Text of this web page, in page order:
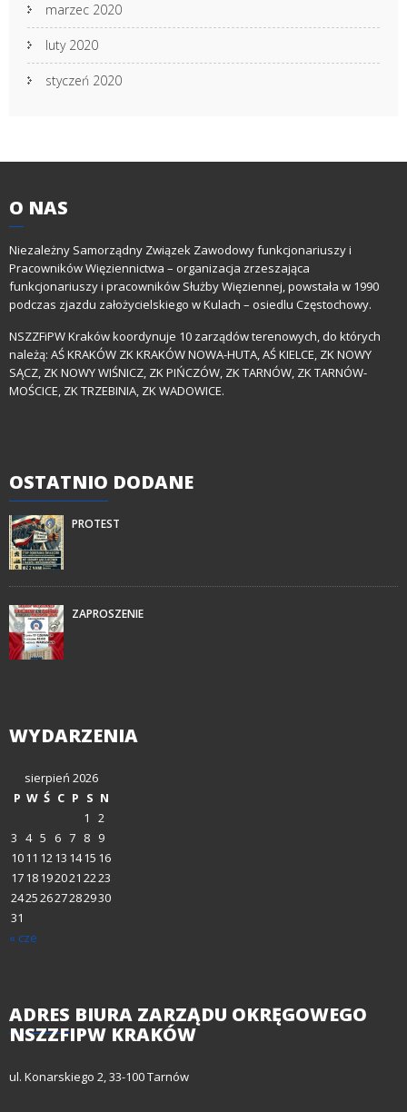
marzec 2020
luty 2020
styczeń 2020
O NAS
Niezależny Samorządny Związek Zawodowy funkcjonariuszy i
Pracowników Więziennictwa – organizacja zrzeszająca
funkcjonariuszy i pracowników Służby Więziennej, powstała w 1990
podczas zjazdu założycielskiego w Kulach – osiedlu Częstochowy.
NSZZFiPW Kraków koordynuje 10 zarządów terenowych, do których
należą: AŚ KRAKÓW ZK KRAKÓW NOWA-HUTA, AŚ KIELCE, ZK NOWY
SĄCZ, ZK NOWY WIŚNICZ, ZK PIŃCZÓW, ZK TARNÓW, ZK TARNÓW-
MOŚCICE, ZK TRZEBINIA, ZK WADOWICE.
OSTATNIO DODANE
PROTEST
ZAPROSZENIE
WYDARZENIA
sierpień 2026
P W Ś C P S N
1
2
3 4 5 6 7 8 9
1011 1213 1415 16
1718192021 2223
24252627282930
31
« cze
ADRES BIURA ZARZĄDU OKRĘGOWEGO
NSZZFIPW KRAKÓW
ul. Konarskiego 2, 33-100 Tarnów